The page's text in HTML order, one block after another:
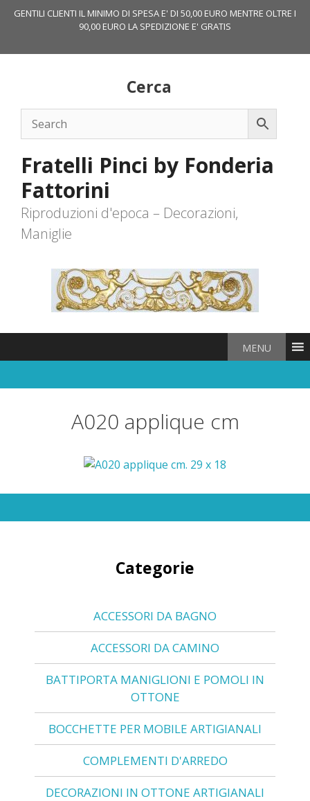
GENTILI CLIENTI IL MINIMO DI SPESA E' DI 50,00 EURO MENTRE OLTRE I
90,00 EURO LA SPEDIZIONE E' GRATIS
Cerca
Fratelli Pinci by Fonderia
Fattorini
Riproduzioni d'epoca – Decorazioni,
Maniglie
MENU
A020 applique cm
Categorie
ACCESSORI DA BAGNO
ACCESSORI DA CAMINO
BATTIPORTA MANIGLIONI E POMOLI IN
OTTONE
BOCCHETTE PER MOBILE ARTIGIANALI
COMPLEMENTI D'ARREDO
DECORAZIONI IN OTTONE ARTIGIANALI